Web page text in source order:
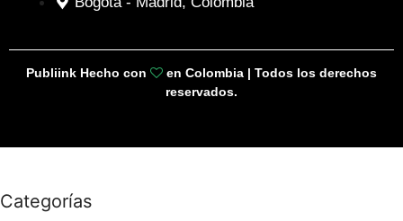
Publiink Hecho con
en Colombia | Todos los derechos
reservados.
Categorías